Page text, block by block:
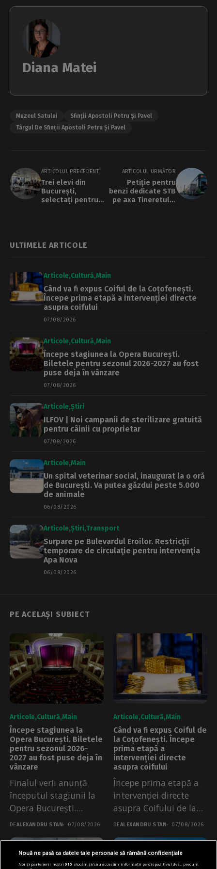
Diana Matei
Muzeul Satului
Sfinții Apostoli Petru Și Pavel
Târgul De Sfinții Apostoli Petru Și Pavel
ARTICOLUL PRECEDENT
Trei elevi din
București,
selectați pentru
ARTICOLUL URMĂTOR
Petiție pentru
benzi dedicate STB
pe axa Tineretului
ULTIMELE ARTICOLE
Articole Cultură Main
Când va fi expus Coiful de la Coțofenești.
Începe prima etapă a intervenției directe
asupra coifului
07/08/2026
Articole Cultură Main
Începe stagiunea la Opera București.
Biletele pentru sezonul 2026-2027 au fost
puse deja în vânzare
07/08/2026
Articole Știri
ILFOV | Noi campanii de sterilizare gratuită
pentru câinii cu proprietar
07/08/2026
Articole Main
Un spital veterinar social, inaugurat la o oră
de București. Va putea găzdui peste 5.000
de animale
06/08/2026
Articole Știri Transport
Surpare pe Bulevardul Eroilor. Restricţii
temporare de circulaţie pentru intervenţia
Apa Nova
06/08/2026
PE ACELAȘI SUBIECT
Articole Cultură Main
Începe stagiunea la
Opera București. Biletele
pentru sezonul 2026-
2027 au fost puse deja în
vânzare
Finalul verii anunță
începutul stagiunii la
Opera București.
Biletele pentru primele
DEALEXANDRU STAN 07/08/2026
Articole Cultură Main
Când va fi expus Coiful de
la Coțofenești. Începe
prima etapă a
intervenției directe
asupra coifului
Începe prima etapă a
intervenției directe
asupra Coifului de la
Coțofenești, anunță...
DEALEXANDRU STAN 07/08/2026
Nouă ne pasă ca datele tale personale să rămână confidențiale
Noi și partenerii noștri915 stocăm și/sau accesăm informații pe dispozitivul dvs., precum